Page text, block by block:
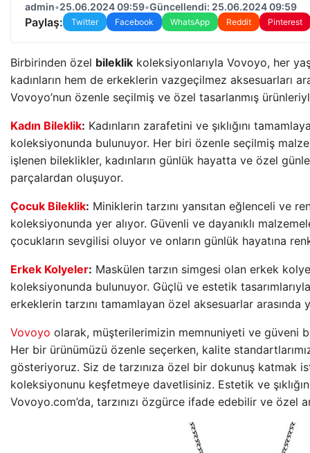
admin•25.06.2024 09:59•Güncellendi: 25.06.2024 09:59
Paylaş: Twitter Facebook WhatsApp Reddit Pinterest
Birbirinden özel bileklik koleksiyonlarıyla Vovoyo, her
kadınların hem de erkeklerin vazgeçilmez aksesuarları
Vovoyo’nun özenle seçilmiş ve özel tasarlanmış
Kadın Bileklik: Kadınların zarafetini ve şıklığını
koleksiyonunda bulunuyor. Her biri özenle seçilmiş
işlenen bileklikler, kadınların günlük hayatta ve özel
parçalardan oluşuyor.
Çocuk Bileklik: Miniklerin tarzını yansıtan eğlenceli ve
koleksiyonunda yer alıyor. Güvenli ve dayanıklı
çocukların sevgilisi oluyor ve onların günlük hayatına
Erkek Kolyeler: Maskülen tarzın simgesi olan erkek
koleksiyonunda bulunuyor. Güçlü ve estetik
erkeklerin tarzını tamamlayan özel aksesuarlar arasında
Vovoyo olarak, müşterilerimizin memnuniyeti ve güveni
Her bir ürünümüzü özenle seçerken, kalite
gösteriyoruz. Siz de tarzınıza özel bir dokunuş katmak
koleksiyonunu keşfetmeye davetlisiniz. Estetik ve
Vovoyo.com’da, tarzınızı özgürce ifade edebilir ve özel